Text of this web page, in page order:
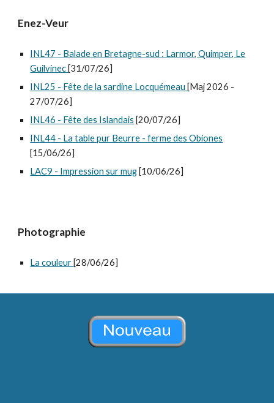
Enez-Veur
INL47 - Balade en Bretagne-sud : Larmor, Quimper, Le
Guilvinec [31/07/26]
INL25 - Fête de la sardine Locquémeau [Maj 2026 -
27/07/26]
INL46 - Fête des Islandais [20/07/26]
INL44 - La table pur Beurre - ferme des Obiones
[15/06/26]
LAC9 - Impression sur mug [10/06/26]
Photographie
La couleur [28/06/26]